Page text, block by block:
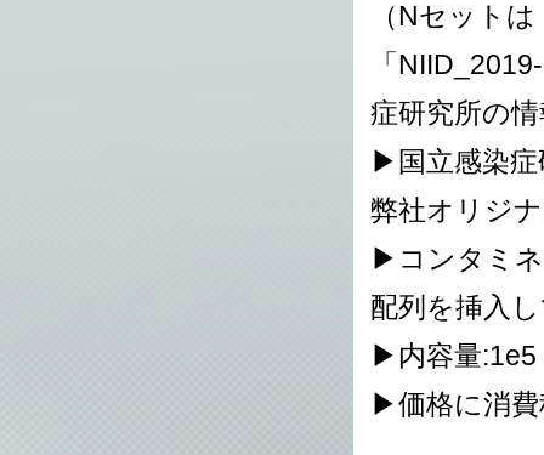
（Nセット
「
症研究所の
▶国立感染
弊社オリジ
▶コンタミ
配列を挿入
▶内容量:1e5
▶価格に消